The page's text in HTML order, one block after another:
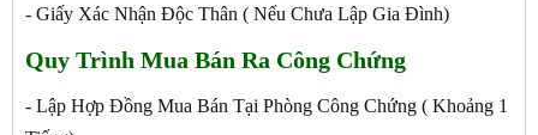
- Giấy Xác Nhận Độc Thân ( Nếu Chưa Lập Gia Đình)
Quy Trình Mua Bán Ra Công Chứng
- Lập Hợp Đồng Mua Bán Tại Phòng Công Chứng ( Khoảng 1